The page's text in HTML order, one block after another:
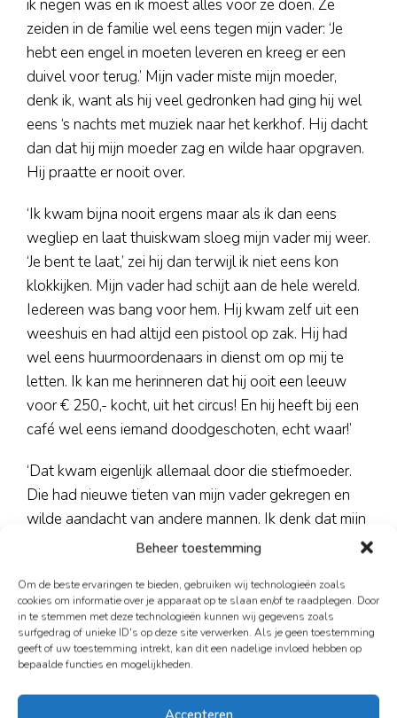
Beheer toestemming
Om de beste ervaringen te bieden, gebruiken wij technologieën zoals
cookies om informatie over je apparaat op te slaan en/of te raadplegen. Door
in te stemmen met deze technologieën kunnen wij gegevens zoals
surfgedrag of unieke ID's op deze site verwerken. Als je geen toestemming
geeft of uw toestemming intrekt, kan dit een nadelige invloed hebben op
bepaalde functies en mogelijkheden.
Accepteren
ik negen was en ik moest alles voor ze doen. Ze
zeiden in de familie wel eens tegen mijn vader: ‘Je
hebt een engel in moeten leveren en kreeg er een
duivel voor terug.’ Mijn vader miste mijn moeder,
denk ik, want als hij veel gedronken had ging hij wel
eens ‘s nachts met muziek naar het kerkhof. Hij dacht
dan dat hij mijn moeder zag en wilde haar opgraven.
Hij praatte er nooit over.
‘Ik kwam bijna nooit ergens maar als ik dan eens
wegliep en laat thuiskwam sloeg mijn vader mij weer.
‘Je bent te laat,’ zei hij dan terwijl ik niet eens kon
klokkijken. Mijn vader had schijt aan de hele wereld.
Iedereen was bang voor hem. Hij kwam zelf uit een
weeshuis en had altijd een pistool op zak. Hij had
wel eens huurmoordenaars in dienst om op mij te
letten. Ik kan me herinneren dat hij ooit een leeuw
voor € 250,- kocht, uit het circus! En hij heeft bij een
café wel eens iemand doodgeschoten, echt waar!’
‘Dat kwam eigenlijk allemaal door die stiefmoeder.
Die had nieuwe tieten van mijn vader gekregen en
wilde aandacht van andere mannen. Ik denk dat mijn
stiefmoeder erg jaloers was op mijn moeder en ook
Zij was ook lang. Mij noemen ze wel eens
‘Lantaarnpaal’ en dan zeg ik: beter licht dan donker.’
‘Mijn vader heb ik dood aangetroffen. Hij was toen
kampers. En tante Lies die was ook lief. Ik hoor haar